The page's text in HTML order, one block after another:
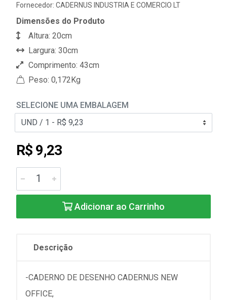
Fornecedor: CADERNUS INDUSTRIA E COMERCIO LT
Dimensões do Produto
Altura: 20cm
Largura: 30cm
Comprimento: 43cm
Peso: 0,172Kg
SELECIONE UMA EMBALAGEM
R$ 9,23
Adicionar ao Carrinho
Descrição
-CADERNO DE DESENHO CADERNUS NEW
OFFICE,